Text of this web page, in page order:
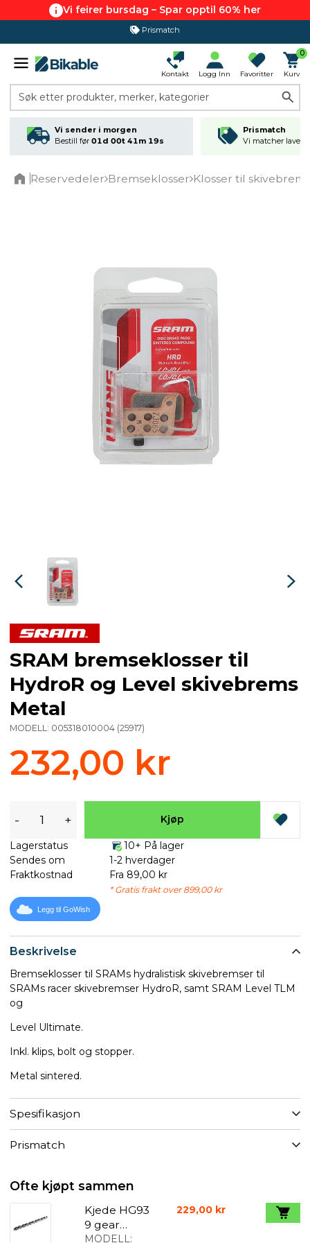
Vi feirer bursdag – Spar opptil 60% her
Prismatch
365 dagers åpent kjøp
Kontakt Logg Inn Favoritter
0
Kurv
Søk etter produkter, merker, kategorier
Vi sender i morgen
Bestill før 01d 00t 41m 19s
Prismatch
Vi matcher
Reservedeler Bremseklosser Klosser til
Beskrivelse
Bremseklosser til SRAMs hydralistisk skivebremser til
SRAMs racer skivebremser HydroR, samt SRAM Level TLM
og
Level Ultimate.
Inkl. klips, bolt og stopper.
Metal sintered.
Spesifikasjon
Prismatch
SRAM bremseklosser til
HydroR og Level skivebrems
Metal
MODELL: 005318010004 (25917)
232,00 kr
- + Kjøp
Lagerstatus
10+ På lager
Sendes om
1-2 hverdager
Fraktkostnad
Fra 89,00 kr
* Gratis frakt over 899,00 kr
Legg til GoWish
Ofte kjøpt sammen
Kjede HG93
9 gear
Ultegra-XT
MODELL:
229,00 kr